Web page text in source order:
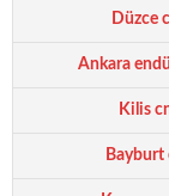
Düzce
Ankara
Kilis
Bayburt